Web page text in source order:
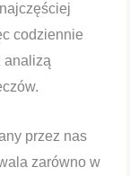
codziennie
analizą
przez nas
zarówno w